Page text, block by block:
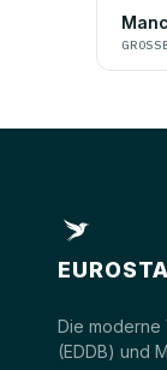
Die moderne
(EDDB) und